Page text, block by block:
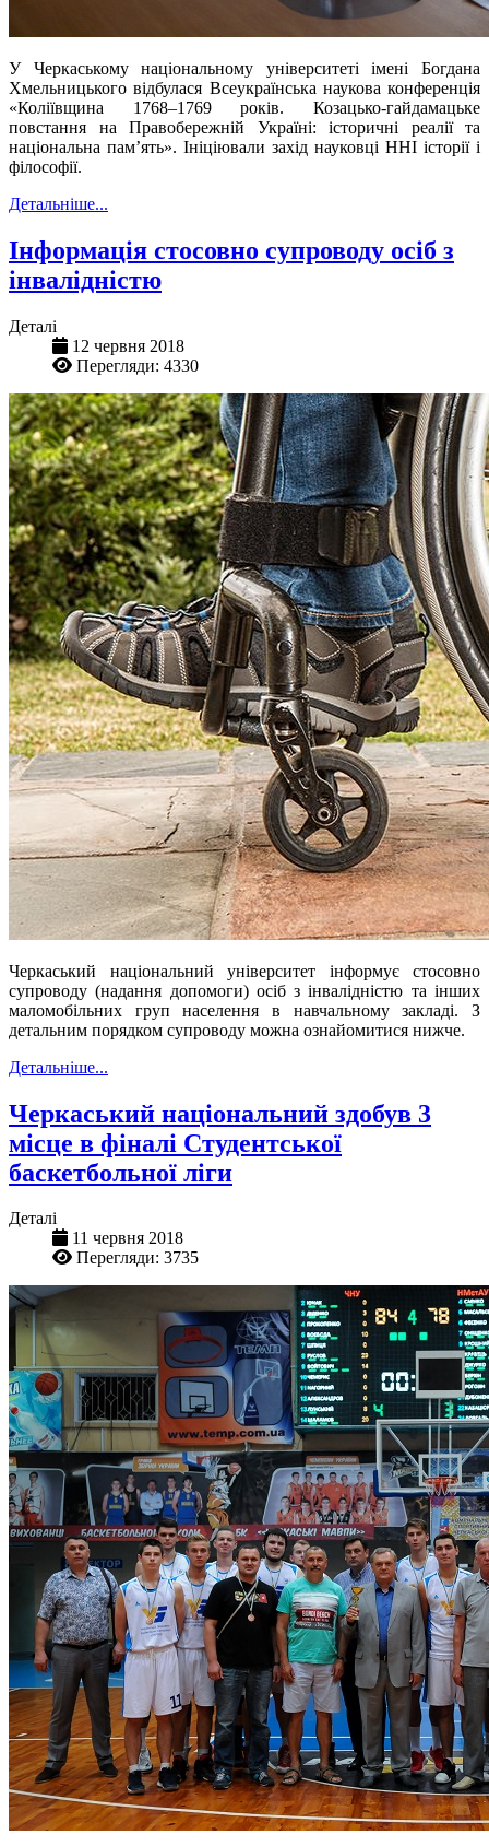
У Черкаському національному університеті імені Богдана
Хмельницького відбулася Всеукраїнська наукова конференція
«Коліївщина 1768–1769 років. Козацько-гайдамацьке
повстання на Правобережній Україні: історичні реалії та
національна пам’ять». Ініціювали захід науковці ННІ історії і
філософії.
Детальніше...
Інформація стосовно супроводу осіб з
інвалідністю
Деталі
12 червня 2018
Перегляди: 4330
Черкаський національний університет інформує стосовно
супроводу (надання допомоги) осіб з інвалідністю та інших
маломобільних груп населення в навчальному закладі. З
детальним порядком супроводу можна ознайомитися нижче.
Детальніше...
Черкаський національний здобув 3
місце в фіналі Студентської
баскетбольної ліги
Деталі
11 червня 2018
Перегляди: 3735